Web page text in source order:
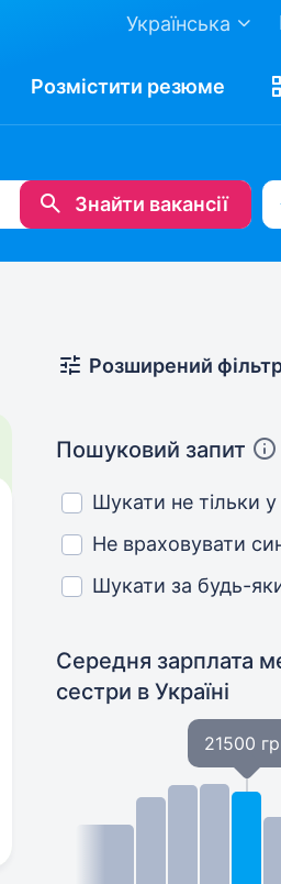
Українська
Розмістити резюме
Знайти вакансії
Розширений
Пошуковий запит
Шукати не тільки
Не враховувати
Шукати за будь-
Середня зарплата
сестри в Україні
21500